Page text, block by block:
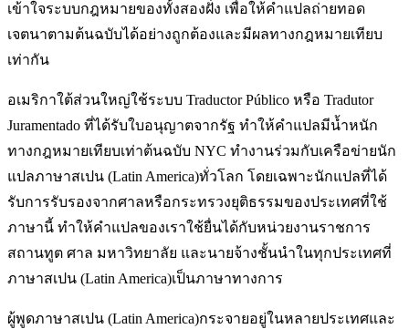
เข้าใจระบบกฎหมายของทั้งสองฝั่ง เพื่อให้คำแปลถ่ายทอด
เจตนาตามต้นฉบับได้อย่างถูกต้องและมีผลทางกฎหมายเทียบ
เท่ากัน
อเมริกาใต้ส่วนใหญ่ใช้ระบบ Traductor Público หรือ Tradutor
Juramentado ที่ได้รับใบอนุญาตจากรัฐ ทำให้คำแปลมีน้ำหนัก
ทางกฎหมายเทียบเท่าต้นฉบับ NYC ทำงานร่วมกับเครือข่ายนัก
แปลภาษาสเปน (Latin America)ทั่วโลก โดยเฉพาะนักแปลที่ได้
รับการรับรองจากศาลหรือกระทรวงยุติธรรมของประเทศที่ใช้
ภาษานี้ ทำให้คำแปลของเราใช้ยื่นได้กับหน่วยงานราชการ
สถานทูต ศาล มหาวิทยาลัย และนายจ้างชั้นนำในทุกประเทศที่
ภาษาสเปน (Latin America)เป็นภาษาทางการ
ผู้พูดภาษาสเปน (Latin America)กระจายอยู่ในหลายประเทศและ